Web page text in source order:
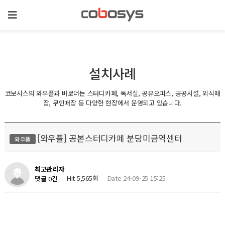
설치사례
코보시스의 와우플과 바로더는 스터디카페, 독서실, 공유오피스, 공공시설, 외식매
장, 무인매장 등 다양한 현장에서 운영되고 있습니다.
와우플 [와우플] 공본스터디카페 분당미금역센터
최고관리자
댓글 0건
Hit 5,565회 Date 24-09-25 15:25